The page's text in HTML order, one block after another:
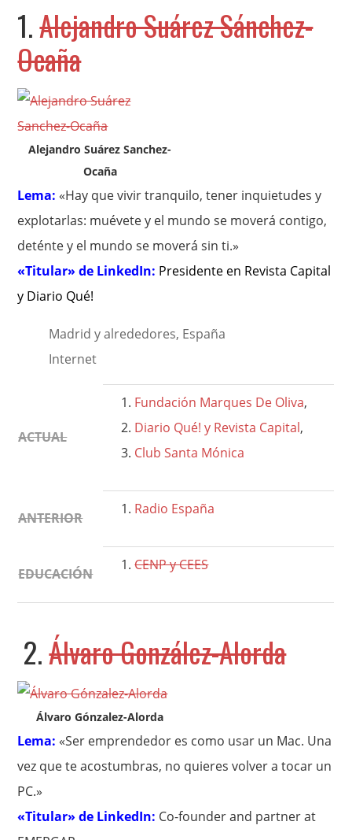
1.Alejandro Suárez Sánchez-
Ocaña
Alejandro Suárez Sanchez-
Ocaña
Lema: «Hay que vivir tranquilo, tener inquietudes y
explotarlas: muévete y el mundo se moverá contigo,
deténte y el mundo se moverá sin ti.»
«Titular» de LinkedIn: Presidente en Revista Capital
y Diario Qué!
Madrid y alrededores, España
Internet
ACTUAL
Fundación Marques De Oliva,
Diario Qué! y Revista Capital,
Club Santa Mónica
ANTERIOR
Radio España
EDUCACIÓN
CENP y CEES
2.Álvaro González-Alorda
Álvaro Gónzalez-Alorda
Lema: «Ser emprendedor es como usar un Mac. Una
vez que te acostumbras, no quieres volver a tocar un
PC.»
«Titular» de LinkedIn: Co-founder and partner at